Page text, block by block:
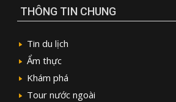
THÔNG TIN CHUNG
Tin du lịch
Ẩm thực
Khám phá
Tour nước ngoài